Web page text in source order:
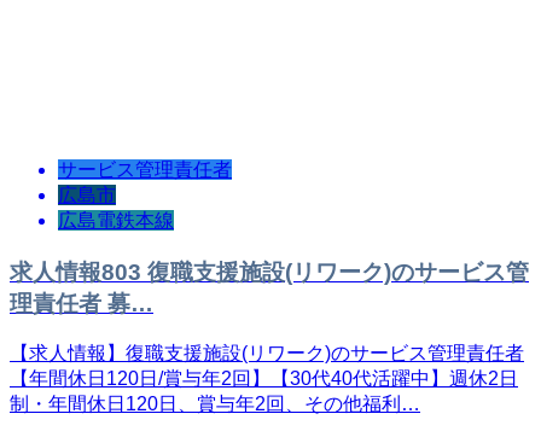
サービス管理責任者
広島市
広島電鉄本線
求人情報803 復職支援施設(リワーク)のサービス管
理責任者 募…
【求人情報】復職支援施設(リワーク)のサービス管理責任者
【年間休日120日/賞与年2回】【30代40代活躍中】週休2日
制・年間休日120日、賞与年2回、その他福利…